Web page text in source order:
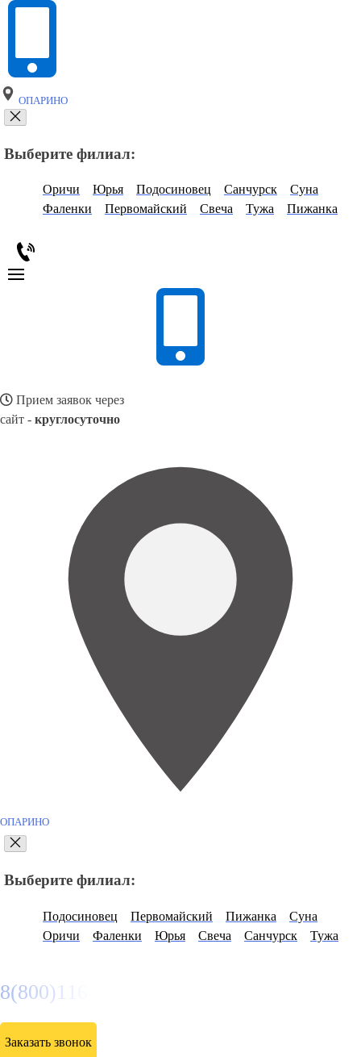
ОПАРИНО
Выберите филиал:
Оричи Юрья Подосиновец Санчурск
Суна
Фаленки
Первомайский Свеча Тужа Пижанка
Прием заявок через
сайт - круглосуточно
ОПАРИНО
Выберите филиал:
Подосиновец Первомайский Пижанка
Суна
Оричи
Фаленки Юрья Свеча Санчурск Тужа
8(800)116472
Заказать звонок